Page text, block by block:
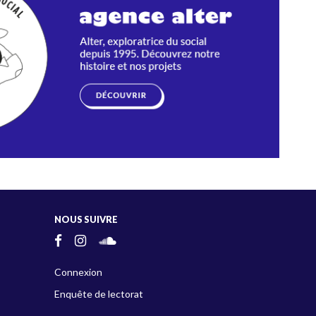
NOUS SUIVRE
Connexion
Enquête de lectorat